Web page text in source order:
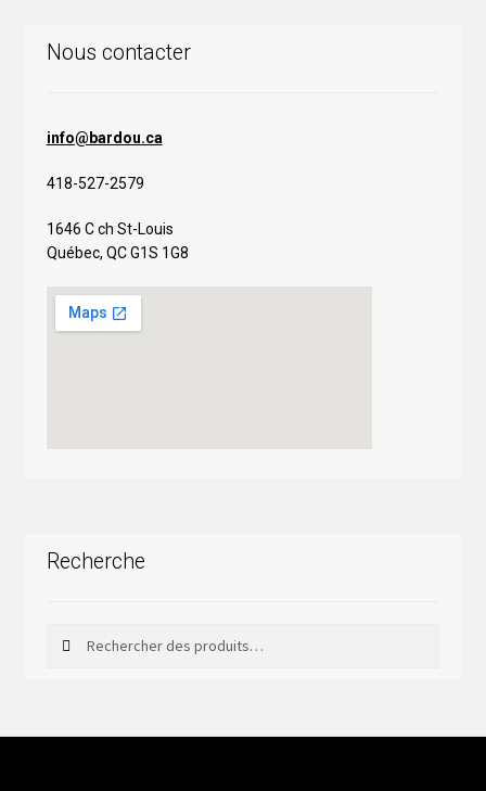
Nous contacter
info@bardou.ca
418-527-2579
1646 C ch St-Louis
Québec, QC G1S 1G8
Recherche